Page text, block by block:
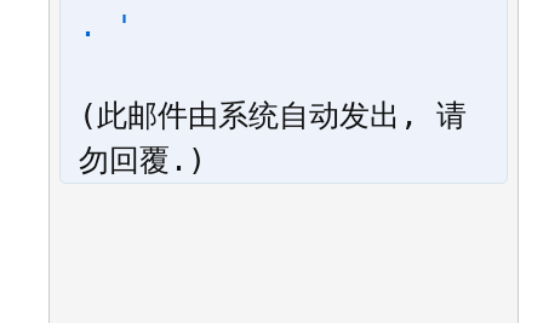
. '
(此邮件由系统自动发出, 请
勿回覆.)